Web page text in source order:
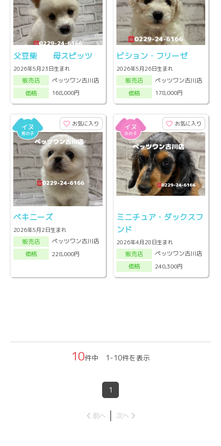
父豆柴 母スピッツ
2026年5月23日生まれ
販売店
ペッツワン古川店
価格
168,000円
ビション・フリーゼ
2026年5月26日生まれ
販売店
ペッツワン古川店
価格
178,000円
お気に入り
ペキニーズ
2026年5月2日生まれ
販売店
ペッツワン古川店
価格
228,000円
お気に入り
ミニチュア・ダックスフ
ンド
2026年4月28日生まれ
販売店
ペッツワン古川店
価格
240,300円
10件中 1-10件を表示
1
前へ 次へ